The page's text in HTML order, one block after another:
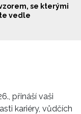
se kterými
vedle
přináší vaši
kariéry, vůdčích